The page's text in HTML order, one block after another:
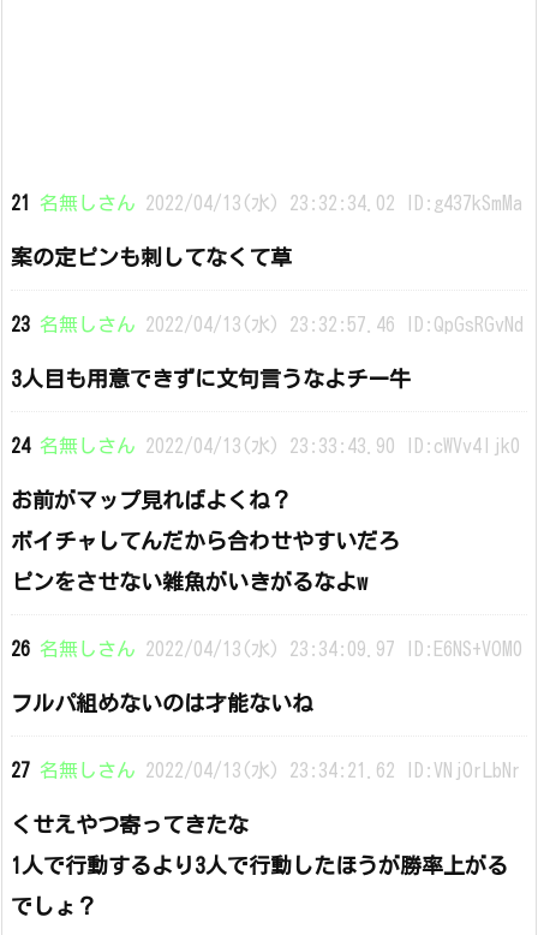
21 名無しさん 2022/04/13(水) 23:32:34.02 ID:g437kSmMa
案の定ピンも刺してなくて草
23 名無しさん 2022/04/13(水) 23:32:57.46 ID:QpGsRGvNd
3人目も用意できずに文句言うなよチー牛
24 名無しさん 2022/04/13(水) 23:33:43.90 ID:cWVv4ljk0
お前がマップ見ればよくね？
ボイチャしてんだから合わせやすいだろ
ピンをさせない雑魚がいきがるなよw
26 名無しさん 2022/04/13(水) 23:34:09.97 ID:E6NS+VOM0
フルパ組めないのは才能ないね
27 名無しさん 2022/04/13(水) 23:34:21.62 ID:VNjOrLbNr
くせえやつ寄ってきたな
1人で行動するより3人で行動したほうが勝率上がる
でしょ？